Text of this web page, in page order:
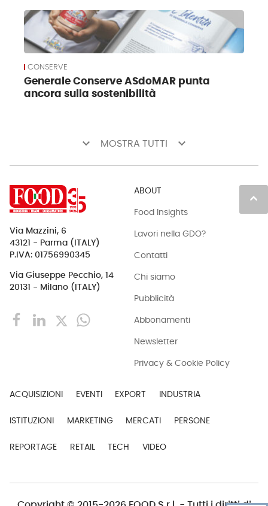
CONSERVE
Generale Conserve ASdoMAR punta
ancora sulla sostenibilità
keyboard_arrow_down MOSTRA TUTTI keyboard_arrow_down
keyboard_arrow_up
Via Mazzini, 6
43121 - Parma (ITALY)
P.IVA: 01756990345
Via Giuseppe Pecchio, 14
20131 - Milano (ITALY)
ABOUT
Food Insights
Lavori nella GDO?
Contatti
Chi siamo
Pubblicità
Abbonamenti
Newsletter
Privacy & Cookie Policy
ACQUISIZIONI EVENTI EXPORT INDUSTRIA
ISTITUZIONI MARKETING MERCATI PERSONE
REPORTAGE RETAIL TECH VIDEO